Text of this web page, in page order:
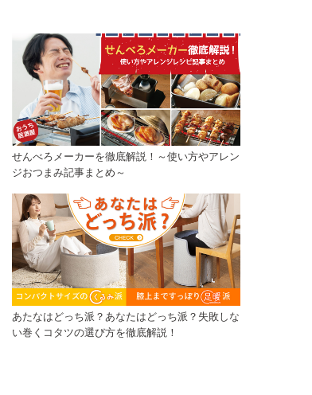
せんべろメーカーを徹底解説！～使い方やアレン
ジおつまみ記事まとめ～
あたなはどっち派？あなたはどっち派？失敗しな
い巻くコタツの選び方を徹底解説！